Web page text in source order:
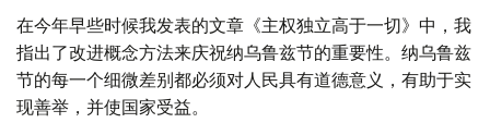
在今年早些时候我发表的文章《主权独立高于一切》中，我
指出了改进概念方法来庆祝纳乌鲁兹节的重要性。纳乌鲁兹
节的每一个细微差别都必须对人民具有道德意义，有助于实
现善举，并使国家受益。